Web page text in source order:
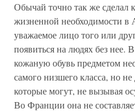
Обычай точно так же сделал
жизненной необходимости в
уважаемое лицо того или
появиться на людях без
кожаную обувь предметом
самого низшего класса, но
которые могут, не вызывая
Во Франции она не